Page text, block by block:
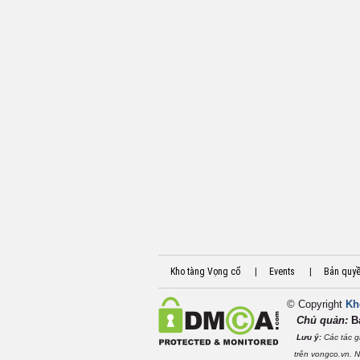
Kho tàng Vọng cổ Events Bản
© Copyright
Chủ quản:
Lưu ý: Các tác
trên vongco.vn.